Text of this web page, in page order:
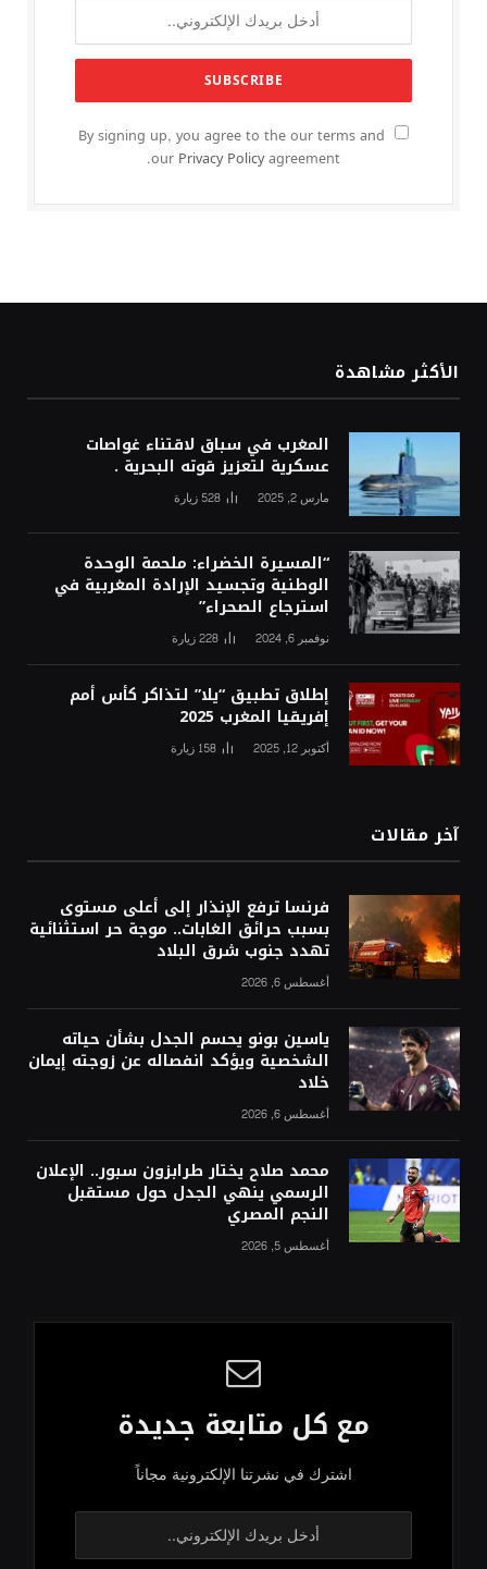
By signing up, you agree to the our terms and
our Privacy Policyagreement.
الأكثر مشاهدة
المغرب في سباق لاقتناء غواصات
عسكرية لتعزيز قوته البحرية .
مارس 2, 2025 528 زيارة
“المسيرة الخضراء: ملحمة الوحدة
الوطنية وتجسيد الإرادة المغربية في
استرجاع الصحراء”
نوفمبر 6, 2024 228زيارة
إطلاق تطبيق “يلا” لتذاكر كأس أمم
إفريقيا المغرب 2025
أكتوبر 12, 2025 158 زيارة
آخر مقالات
فرنسا ترفع الإنذار إلى أعلى مستوى
بسبب حرائق الغابات.. موجة حر استثنائية
تهدد جنوب شرق البلاد
أغسطس 6, 2026
ياسين بونو يحسم الجدل بشأن حياته
الشخصية ويؤكد انفصاله عن زوجته إيمان
خلاد
أغسطس 6, 2026
محمد صلاح يختار طرابزون سبور.. الإعلان
الرسمي ينهي الجدل حول مستقبل
النجم المصري
أغسطس 5, 2026
مع كل متابعة جديدة
اشترك في نشرتنا الإلكترونية مجاناً